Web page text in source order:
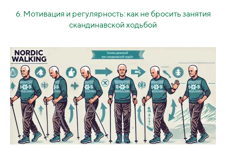
6. Мотивация и регулярность: как не бросить занятия
скандинавской ходьбой